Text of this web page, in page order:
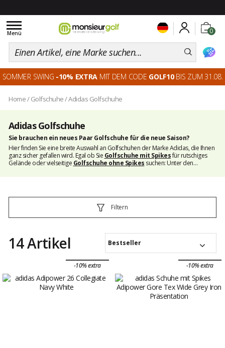
0
Toggle
navigation
Menü
SOMMER SWING -10% EXTRA MIT DEM CODE GOLF10BIS ZUM 31.08.
Home/ Golfschuhe/Adidas Golfschuhe
Adidas Golfschuhe
Sie brauchen ein neues Paar Golfschuhe für die neue Saison?
Hier finden Sie eine breite Auswahl an Golfschuhen der Marke Adidas, die Ihnen
ganz sicher gefallen wird. Egal ob Sie Golfschuhe mit Spikesfür rutschiges
Gelände oder vielseitige Golfschuhe ohne Spikes suchen: Unter den
Paar, das Ihren Bedürfnissen entspricht. In unserem Golfschuh-Bereich finden Sie
Filtern
14 Artikel Bestseller
-10% extra -10% extra